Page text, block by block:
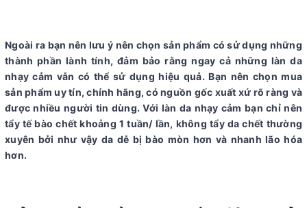
Ngoài ra bạn nên lưu ý nên chọn sản phẩm có sử dụng những
thành phần lành tính, đảm bảo rằng ngay cả những làn da
nhạy cảm vẫn có thể sử dụng hiệu quả. Bạn nên chọn mua
sản phẩm uy tín, chính hãng, có nguồn gốc xuất xứ rõ ràng và
được nhiều người tin dùng. Với làn da nhạy cảm bạn chỉ nên
tẩy tế bào chết khoảng 1 tuần/ lần, không tẩy da chết thường
xuyên bởi như vậy da dễ bị bào mòn hơn và nhanh lão hóa
hơn.